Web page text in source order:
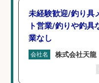
未経験歓迎/釣り具
ト営業/釣りや釣
業なし
会社名 株式会社天龍